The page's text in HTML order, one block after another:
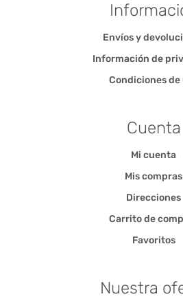
Envíos y
Información de
Condiciones de
Cuenta
Mi cuenta
Mis compras
Direcciones
Carrito de
Favoritos
Nuestra